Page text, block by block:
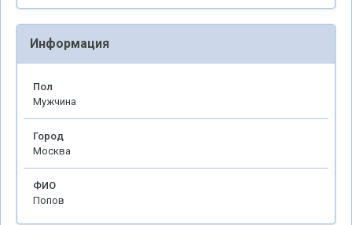
Информация
Пол
Мужчина
Город
Москва
ФИО
Попов